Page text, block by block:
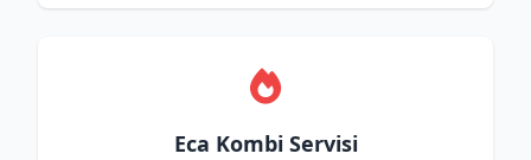
Eca Kombi Servisi